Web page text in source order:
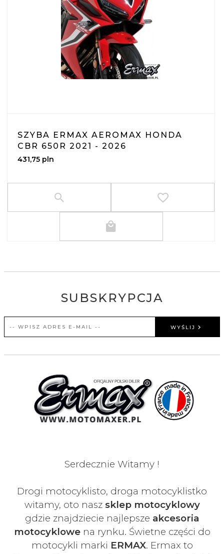
SZYBA ERMAX AEROMAX HONDA
CBR 650R 2021 - 2026
431,75 pln
SUBSKRYPCJA
WYŚLIJ
Serdecznie Witamy !
Drogi motocyklisto, droga motocyklistko
witamy, oto nasz sklep motocyklowy
gdzie znajdziecie najlepsze akcesoria
motocyklowena rynku. Świetne części do
motocykli marki ERMAX. Ermax to